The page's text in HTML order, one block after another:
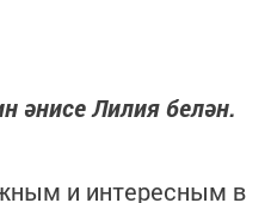
әнисе Лилия белән.
и интересным в